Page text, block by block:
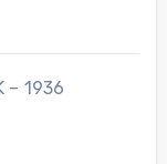
– 1936